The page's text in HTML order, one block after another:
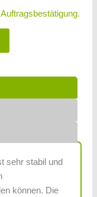
sehr stabil und
können. Die